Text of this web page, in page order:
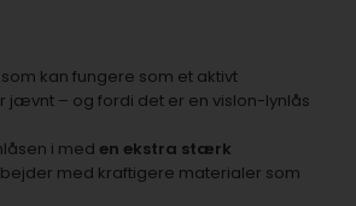
kan fungere som et aktivt
– og fordi det er en vislon-lynlås
i med en ekstra stærk
med kraftigere materialer som